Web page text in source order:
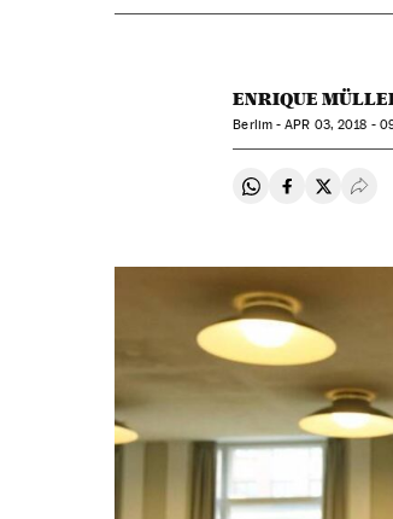
ENRIQUE
Berlim -APR 03, 2018 -
Compartir en
Compartir